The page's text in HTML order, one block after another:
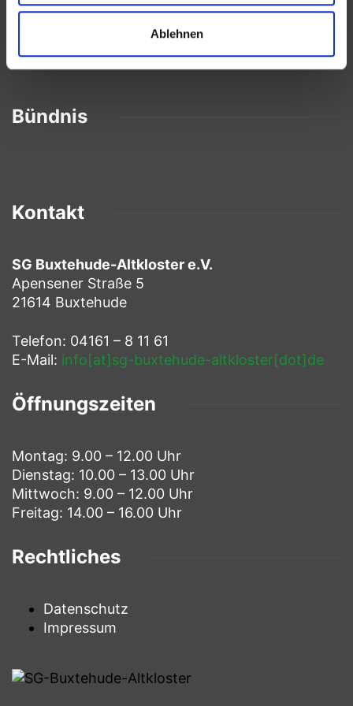
Ablehnen
Partner
Bündnis
Kontakt
SG Buxtehude-Altkloster e.V.
Apensener Straße 5
21614 Buxtehude
Telefon: 04161 – 8 11 61
E-Mail: info[at]sg-buxtehude-altkloster[dot]de
Öffnungszeiten
Montag: 9.00 – 12.00 Uhr
Dienstag: 10.00 – 13.00 Uhr
Mittwoch: 9.00 – 12.00 Uhr
Freitag: 14.00 – 16.00 Uhr
Rechtliches
Datenschutz
Impressum